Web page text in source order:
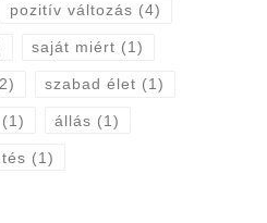
pozitív változás (4)
saját miért (1)
szabad élet (1)
(1) állás (1)
(1)